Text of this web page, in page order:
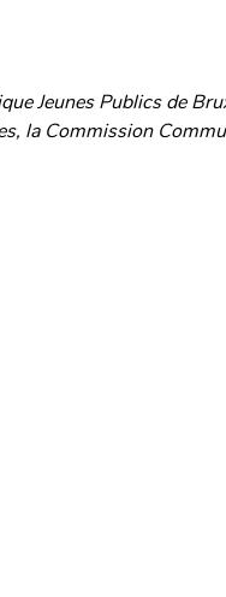
Jeunes Publics de
la Commission